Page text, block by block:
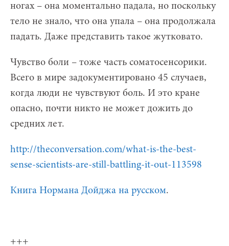
ногах – она моментально падала, но поскольку
тело не знало, что она упала – она продолжала
падать. Даже представить такое жутковато.
Чувство боли – тоже часть соматосенсорики.
Всего в мире задокументировано 45 случаев,
когда люди не чувствуют боль. И это кране
опасно, почти никто не может дожить до
средних лет.
http://theconversation.com/what-is-the-best-
sense-scientists-are-still-battling-it-out-113598
Книга Нормана Дойджа на русском.
+++